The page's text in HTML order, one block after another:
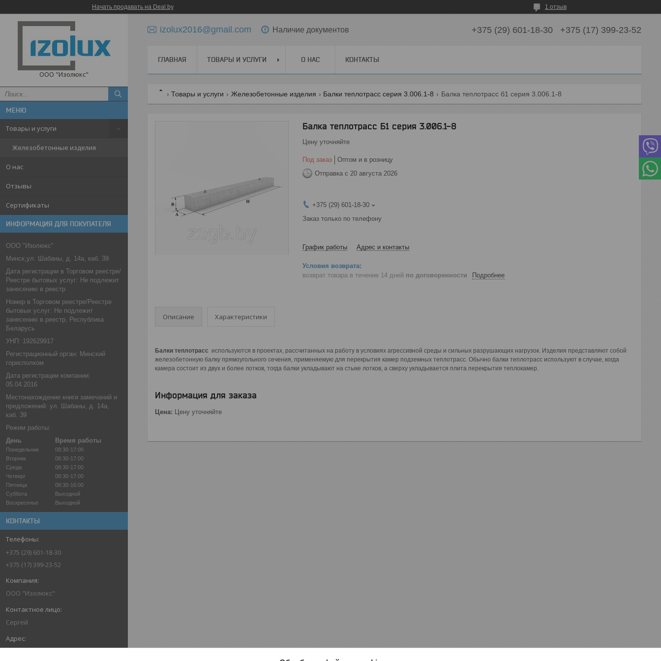
Начать продавать на Deal.by 1 отзыв
ООО "Изолюкс"
Товары и услуги
Железобетонные изделия
О нас
Отзывы
Сертификаты
ИНФОРМАЦИЯ ДЛЯ ПОКУПАТЕЛЯ
ООО "Изолюкс"
Минск,ул. Шабаны, д. 14а, каб. 39
Дата регистрации в Торговом реестре/
Реестре бытовых услуг: Не подлежит
занесению в реестр
Номер в Торговом реестре/Реестре
бытовых услуг: Не подлежит
занесению в реестр, Республика
Беларусь
УНП: 192629917
Регистрационный орган: Минский
горисполком
Дата регистрации компании:
05.04.2016
Местонахождение книги замечаний и
предложений: ул. Шабаны, д. 14а,
каб. 39
Режим работы:
День
Время работы
Понедельник
08:30-17:00
Вторник
08:30-17:00
Среда
08:30-17:00
Четверг
08:30-17:00
Пятница
08:30-16:00
Суббота
Выходной
Воскресенье
Выходной
КОНТАКТЫ
+375 (29) 601-18-30
+375 (17) 399-23-52
ООО "Изолюкс"
Сергей
ул. Шабаны, д. 14а, каб. 39, Минск,
izolux2016@gmail.com Наличие документов +375 (29) 601-18-30 +375 (17) 399-23-52
ГЛАВНАЯ ТОВАРЫ И УСЛУГИ О НАС КОНТАКТЫ
Товары и услуги Железобетонные изделия Балки теплотрасс серия 3.006.1-8 Балка теплотрасс б1 серия 3.006.1-8
Балка теплотрасс Б1 серия 3.006.1-8
Цену уточняйте
Под заказ
Оптом и в розницу
Отправка с 20 августа 2026
+375 (29) 601-18-30
Заказ только по телефону
График работы Адрес и контакты
возврат товара в течение 14 дней по договоренности Подробнее
Описание Характеристики
Балки теплотрасс используются в проектах, рассчитанных на работу в условиях агрессивной среды и сильных разрушающих нагрузок. Изделия представляют собой
железобетонную балку прямоугольного сечения, применяемую для перекрытия камер подземных теплотрасс. Обычно балки теплотрасс используют в случае, когда
камера состоит из двух и более лотков, тогда балки укладывают на стыке лотков, а сверху укладывается плита перекрытия теплокамер.
Информация для заказа
Цена: Цену уточняйте